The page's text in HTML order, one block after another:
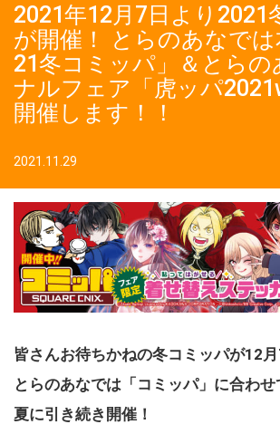
2021年12月7日より2021
が開催！ とらのあなで
21冬コミッパ」＆とらの
ナルフェア「虎ッパ
開催します！！
2021.11.29
皆さんお待ちかねの冬コミッパが12月
とらのあなでは「コミッパ」に合わ
夏に引き続き開催！